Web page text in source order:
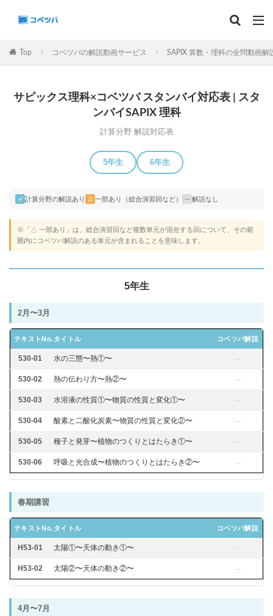
Top コベツバの解説動画サービス SAPIX 算数・理科の全問動画解
サピックス理科×コベツバ スタンバイ対応表 | スタ
ンバイSAPIX 理科
計算分野 解説対応表
5年生 6年生
✓ 計算分野の解説あり △ 一部あり（総合演習回など） — 解説なし
※「△ 一部あり」は、総合演習回など複数単元が混在する回について、その範
囲内にコベツバ解説のある単元が含まれることを意味します。
5年生
2月〜3月
テキストNo.タイトル コベツバ解説
530-01 水の三態〜熱①〜 —
530-02 熱の伝わり方〜熱②〜 —
530-03 水溶液の性質①〜物質の性質と変化①〜 —
530-04 酸素と二酸化炭素〜物質の性質と変化②〜 —
530-05 種子と発芽〜植物のつくりとはたらき①〜 —
530-06 呼吸と光合成〜植物のつくりとはたらき②〜 —
春期講習
テキストNo.タイトル コベツバ解説
H53-01 太陽①〜天体の動き①〜 —
H53-02 太陽②〜天体の動き②〜 —
4月〜7月
カテゴリー
3年生 後期(9月~11月)
早稲田アカデミー 英進館 中学受験算数
解体新書 保存版 学習法記事 テスト速報
SAPIXマンスリー確認/復習テスト
冬期(12月〜1月) サピックステキスト解説・対策
予習シリーズテキスト解説・対策 コベツバweb授業
TopGun特訓 コベツバ過去問動画解説
コベツバからのお知らせ 抽象化能力 熱量